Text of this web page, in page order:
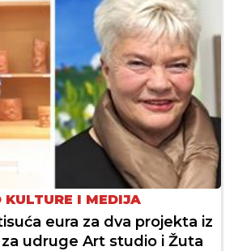
I MEDIJA
eura za dva projekta iz
udruge Art studio i Žuta